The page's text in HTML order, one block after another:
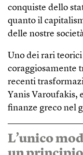
conquiste dello
quanto il
delle nostre
Uno dei rari
coraggiosamente
recenti
Yanis Varoufakis,
finanze greco nel
L’unico